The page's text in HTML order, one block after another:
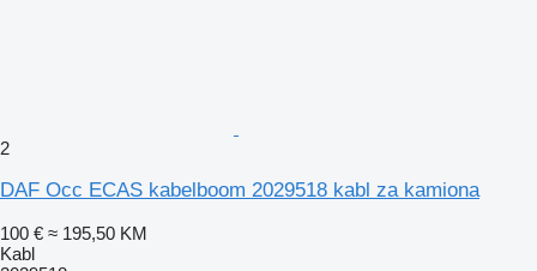
2
DAF Occ ECAS kabelboom 2029518 kabl za kamiona
100 € ≈ 195,50 KM
Kabl